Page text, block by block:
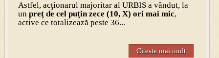
Astfel, acţionarul majoritar al URBIS a vândut, la
un preţ de cel puţin zece (10, X) ori mai mic,
active ce totalizează peste 36...
Citeste mai mult